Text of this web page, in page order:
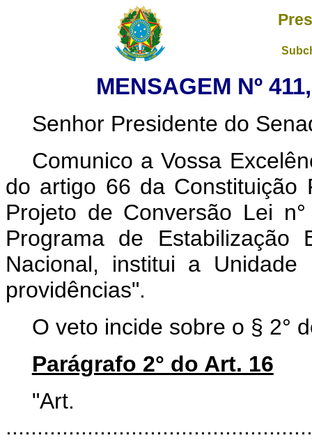
MENSAGEM Nº
Senhor Presidente do
Comunico a Vossa
do artigo 66 da Constituição
Projeto de Conversão Lei
Programa de Estabilização
Nacional, institui a
providências".
O veto incide sobre o § 2°
Parágrafo 2° do Art. 16